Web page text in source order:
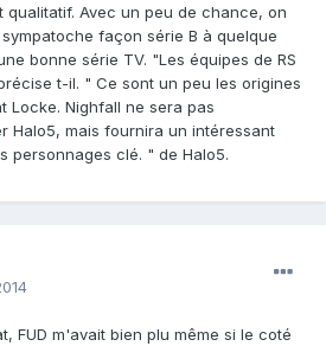
qualitatif. Avec un peu de chance, on
façon série B à quelque
bonne série TV. "Les équipes de RS
t-il. " Ce sont un peu les origines
Locke. Nighfall ne sera pas
Halo5, mais fournira un intéressant
personnages clé. " de Halo5.
FUD m'avait bien plu même si le coté